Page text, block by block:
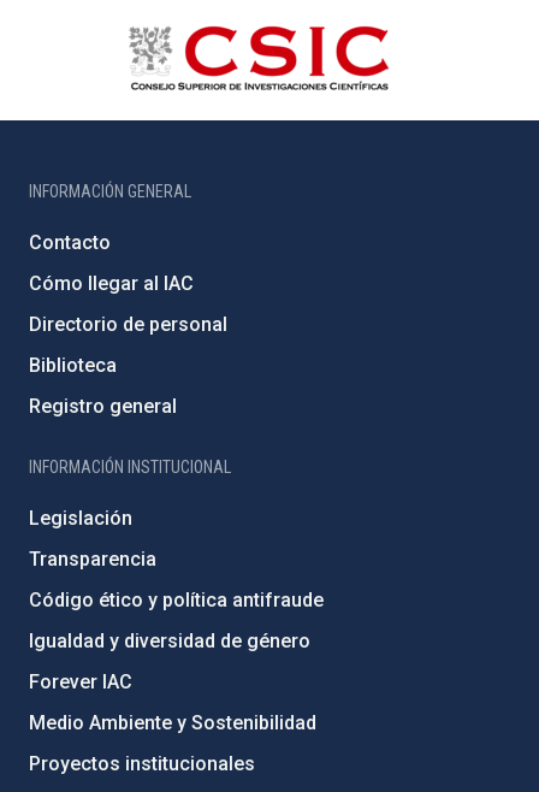
INFORMACIÓN GENERAL
Contacto
Cómo llegar al IAC
Directorio de personal
Biblioteca
Registro general
INFORMACIÓN INSTITUCIONAL
Legislación
Transparencia
Código ético y política antifraude
Igualdad y diversidad de género
Forever IAC
Medio Ambiente y Sostenibilidad
Proyectos institucionales